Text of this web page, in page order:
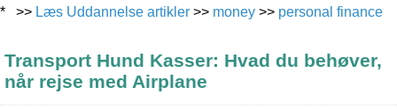
* >> Læs Uddannelse artikler >> money >> personal finance
Transport Hund Kasser: Hvad du behøver,
når rejse med Airplane